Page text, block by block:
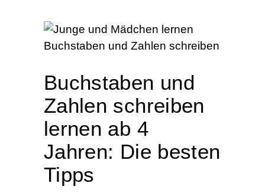
Buchstaben und
Zahlen schreiben
lernen ab 4
Jahren: Die besten
Tipps